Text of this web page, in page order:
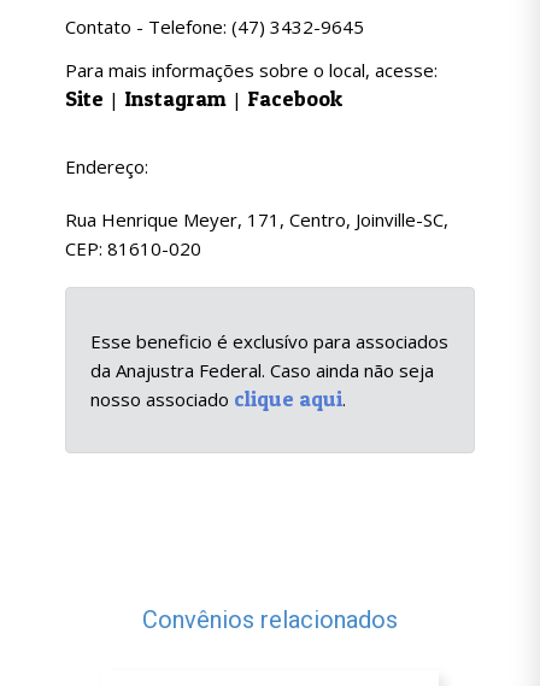
Contato - Telefone: (47) 3432-9645
Para mais informações sobre o local, acesse:
Site | Instagram | Facebook
Endereço:
Rua Henrique Meyer, 171, Centro, Joinville-SC,
CEP: 81610-020
Esse beneficio é exclusívo para associados
da Anajustra Federal. Caso ainda não seja
nosso associado clique aqui.
Convênios relacionados